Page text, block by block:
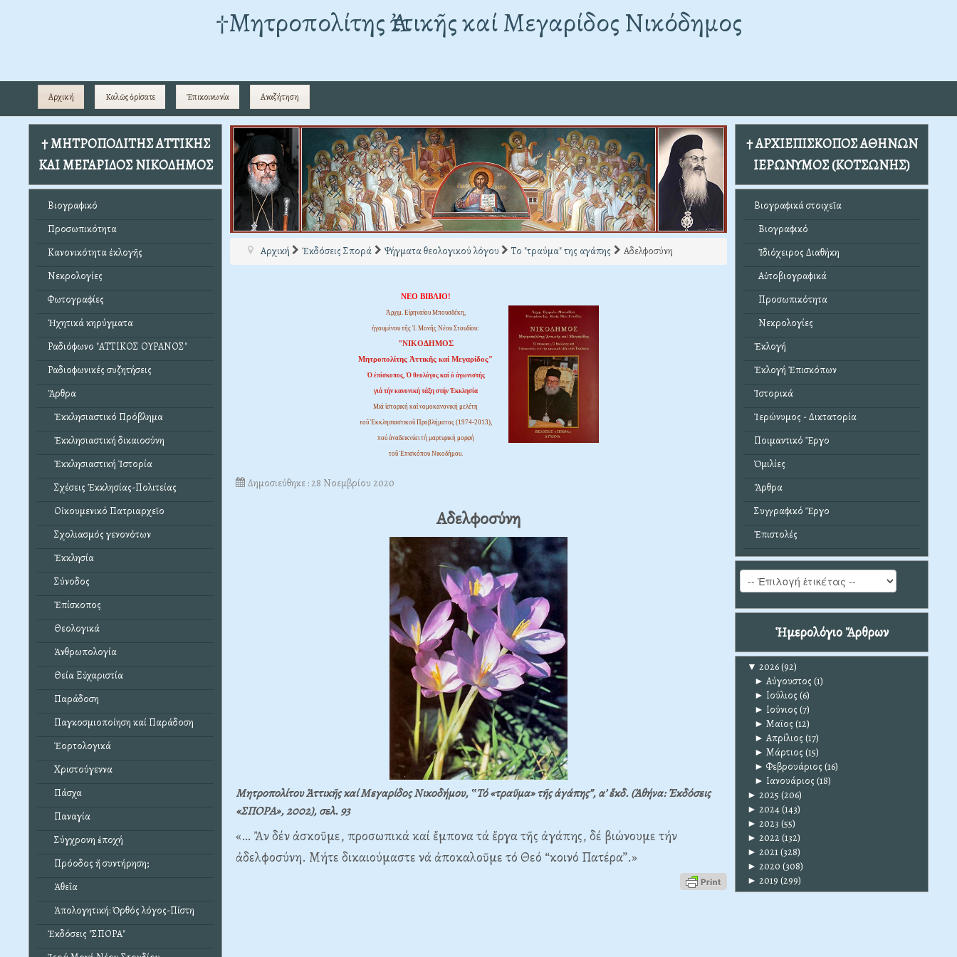
†Mητροπολίτης Ἀττικῆς καί Μεγαρίδος Νικόδημος
Αρχική Καλῶς ὁρίσατε Ἐπικοινωνία Αναζήτηση
† ΜΗΤΡΟΠΟΛΙΤΗΣ ΑΤΤΙΚΗΣ
ΚΑΙ ΜΕΓΑΡΙΔΟΣ ΝΙΚΟΔΗΜΟΣ
Βιογραφικό
Προσωπικότητα
Κανονικότητα ἐκλογῆς
Νεκρολογίες
Φωτογραφίες
Ἠχητικά κηρύγματα
Ραδιόφωνο "ΑΤΤΙΚΟΣ ΟΥΡΑΝΟΣ"
Ραδιοφωνικές συζητήσεις
Ἄρθρα
Ἐκκλησιαστικό Πρόβλημα
Ἐκκλησιαστική δικαιοσύνη
Ἐκκλησιαστική Ἱστορία
Σχέσεις Ἐκκλησίας-Πολιτείας
Οἰκουμενικό Πατριαρχεῖο
Σχολιασμός γενονότων
Ἐκκλησία
Σύνοδος
Ἐπίσκοπος
Θεολογικά
Ἀνθρωπολογία
Θεία Εὐχαριστία
Παράδοση
Παγκοσμιοποίηση καί Παράδοση
Ἑορτολογικά
Χριστούγεννα
Πάσχα
Παναγία
Σύγχρονη ἐποχή
Πρόοδος ἤ συντήρηση;
Ἀθεΐα
Ἀπολογητική: Ὀρθός λόγος-Πίστη
Ἐκδόσεις "ΣΠΟΡΑ"
Αρχική Ἐκδόσεις Σπορά Ψήγματα θεολογικού λόγου Το "τραύμα" της αγάπης Αδελφοσύνη
ΝΕΟ ΒΙΒΛΙΟ!
Ἀρχιμ. Εἰρηναίου Μπουσδέκη,
ἡγουμένου τῆς Ἱ. Μονῆς Νέου Στουδίου:
"ΝΙΚΟΔΗΜΟΣ
Μητροπολίτης Ἀττικῆς καί Μεγαρίδος"
Ὁ ἐπίσκοπος, Ὁ θεολόγος καί ὁ ἀγωνιστής
γιά τήν κανονική τάξη στήν Ἐκκλησία
Μιά ἱστορική καί νομοκανονική μελέτη
τοῦ Ἐκκλησιαστικοῦ Προβλήματος (1974-2013),
πού ἀναδεικνύει τή μαρτυρική μορφή
τοῦ Ἐπισκόπου Νικοδήμου.
Δημοσιεύθηκε : 28 Νοεμβρίου 2020
Αδελφοσύνη
Μητροπολίτου Ἀττικῆς καί Μεγαρίδος Νικοδήμου, ‟Τό «τραῦμα» τῆς ἀγάπης”, α’ ἔκδ. (Ἀθήνα: Ἐκδόσεις
«ΣΠΟΡΑ», 2002), σελ. 93
«… Ἂν δέν ἀσκοῦμε, προσωπικά καί ἔμπονα τά ἔργα τῆς ἀγάπης, δέ βιώνουμε τήν
ἀδελφοσύνη. Μήτε δικαιούμαστε νά ἀποκαλοῦμε τό Θεό “κοινό Πατέρα”.»
† ΑΡΧΙΕΠΙΣΚΟΠΟΣ ΑΘΗΝΩΝ
ΙΕΡΩΝΥΜΟΣ (ΚΟΤΣΩΝΗΣ)
Βιογραφικά στοιχεῖα
Βιογραφικό
Ἰδιόχειρος Διαθήκη
Αὐτοβιογραφικά
Προσωπικότητα
Νεκρολογίες
Ἐκλογή
Ἐκλογή Ἐπισκόπων
Ἱστορικά
Ἱερώνυμος - Δικτατορία
Ποιμαντικό Ἔργο
Ὁμιλίες
Ἄρθρα
Συγγραφικό Ἔργο
Ἐπιστολές
Ἡμερολόγιο Ἄρθρων
▼ 2026(92)
► Αύγουστος (1)
► Ιούλιος (6)
► Ιούνιος (7)
► Μαϊος (12)
► Απρίλιος (17)
► Μάρτιος (15)
► Φεβρουάριος (16)
► Ιανουάριος (18)
► 2025 (206)
► 2024(143)
► 2023 (55)
► 2022(132)
► 2021(328)
► 2020 (308)
► 2019 (299)